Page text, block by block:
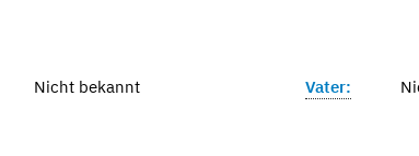
Nicht bekannt Vater: